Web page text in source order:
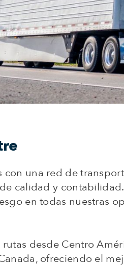
con una red de
calidad y
en todas nuestras
desde Centro
ofreciendo el